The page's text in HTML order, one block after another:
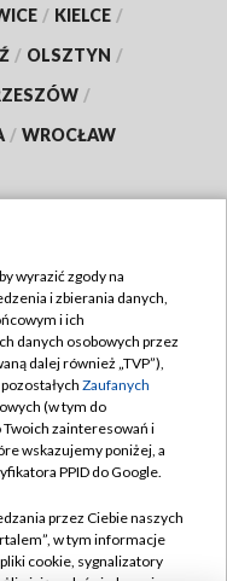
/ KIELCE /
/ OLSZTYN /
/
/ WROCŁAW
wyrazić zgody na
i zbierania danych,
i ich
danych osobowych przez
dalej również „TVP”),
Zaufanych
(w tym do
zainteresowań i
wskazujemy poniżej, a
PPID do Google.
przez Ciebie naszych
w tym informacje
cookie, sygnalizatory